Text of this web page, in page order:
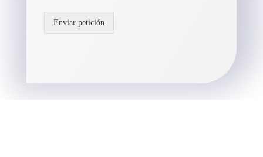
Enviar petición